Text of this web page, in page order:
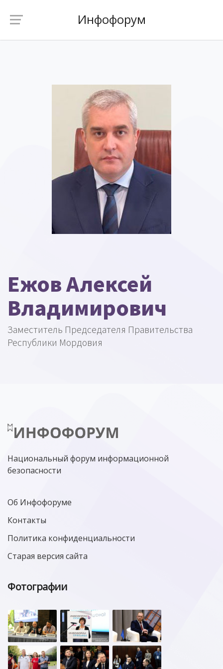
Инфофорум
Ежов Алексей
Владимирович
Заместитель Председателя Правительства
Республики Мордовия
Национальный форум информационной
безопасности
Об Инфофоруме
Контакты
Политика конфиденциальности
Старая версия сайта
Фотографии